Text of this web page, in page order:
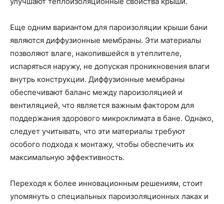
Еще одним вариантом для пароизоляции крыши бани
являются диффузионные мембраны. Эти материалы
позволяют влаге, накопившейся в утеплителе,
испаряться наружу, не допуская проникновения влаги
внутрь конструкции. Диффузионные мембраны
обеспечивают баланс между пароизоляцией и
вентиляцией, что является важным фактором для
поддержания здорового микроклимата в бане. Однако,
следует учитывать, что эти материалы требуют
особого подхода к монтажу, чтобы обеспечить их
максимальную эффективность.
Переходя к более инновационным решениям, стоит
упомянуть о специальных пароизоляционных лаках и